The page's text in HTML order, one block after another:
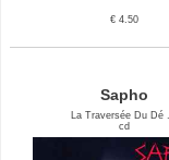
€ 4.50
Sapho
La Traversée Du Dé
cd